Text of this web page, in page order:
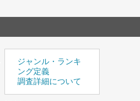
ジャンル・ランキ
ング定義
調査詳細について